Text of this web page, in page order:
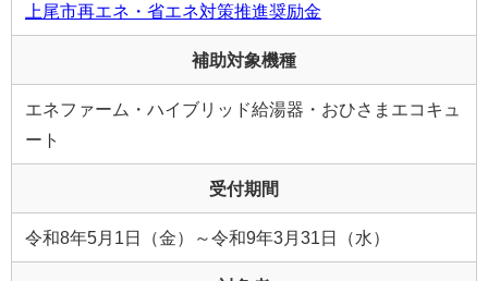
上尾市再エネ・省エネ対策推進奨励金
補助対象機種
エネファーム・ハイブリッド給湯器・おひさまエコキュ
ート
受付期間
令和8年5月1日（金）～令和9年3月31日（水）